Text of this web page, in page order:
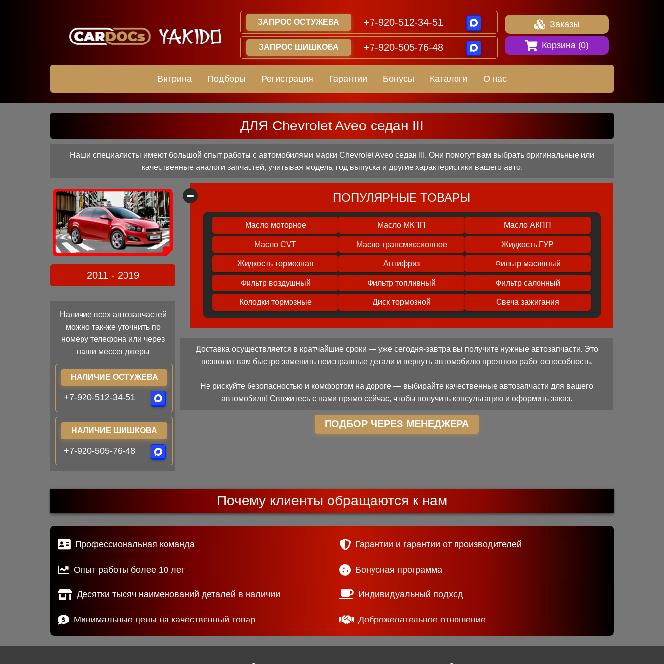
ЗАПРОС ОСТУЖЕВА +7-920-512-34-51
ЗАПРОС ШИШКОВА +7-920-505-76-48
Заказы
Корзина (0)
Витрина Подборы Регистрация Гарантии Бонусы Каталоги О нас
ДЛЯ Chevrolet Aveo седан III
Наши специалисты имеют большой опыт работы с автомобилями марки Chevrolet Aveo седан III. Они помогут вам выбрать оригинальные или
качественные аналоги запчастей, учитывая модель, год выпуска и другие характеристики вашего авто.
2011 - 2019
Наличие всех автозапчастей
можно так-же уточнить по
номеру телефона или через
наши мессенджеры
НАЛИЧИЕ ОСТУЖЕВА
+7-920-512-34-51
НАЛИЧИЕ ШИШКОВА
+7-920-505-76-48
ПОПУЛЯРНЫЕ ТОВАРЫ
Масло моторное Масло МКПП Масло АКПП
Масло CVT Масло трансмиссионное Жидкость ГУР
Жидкость тормозная Антифриз Фильтр масляный
Фильтр воздушный Фильтр топливный Фильтр салонный
Колодки тормозные Диск тормозной Свеча зажигания
Доставка осуществляется в кратчайшие сроки — уже сегодня-завтра вы получите нужные автозапчасти. Это
позволит вам быстро заменить неисправные детали и вернуть автомобилю прежнюю работоспособность.
Не рискуйте безопасностью и комфортом на дороге — выбирайте качественные автозапчасти для вашего
автомобиля! Свяжитесь с нами прямо сейчас, чтобы получить консультацию и оформить заказ.
ПОДБОР ЧЕРЕЗ МЕНЕДЖЕРА
Почему клиенты обращаются к нам
Профессиональная команда
Опыт работы более 10 лет
Десятки тысяч наименований деталей в наличии
Минимальные цены на качественный товар
Гарантии и гарантии от производителей
Бонусная программа
Индивидуальный подход
Доброжелательное отношение